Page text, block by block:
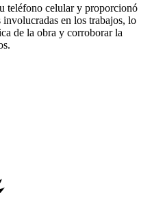
teléfono celular y proporcionó
en los trabajos, lo
de la obra y corroborar la